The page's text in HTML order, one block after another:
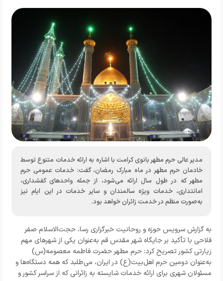
مدیر عالی حرم مطهر بانوی کرامت با اشاره به ارائه خدمات متنوع توسط
خادمان حرم مطهر در ماه مبارک رمضان، گفت: خدمات عمومی حرم
مطهر که در طول سال ارائه می‌شود، از جمله واحدهای کفشداری،
امانتداری، خدمات ویژه سالمندان و سایر خدمات در این ایام نیز
به‌صورت منظم در خدمت زائران خواهد بود.
به گزارش سرویس حوزه و روحانیت خبرگزاری رسا، حجت‌الاسلام صفر
فلاحی با تأکید بر جایگاه شهر مقدس قم به‌عنوان یکی از شهرهای مهم
زیارتی کشور تصریح کرد: حرم مطهر حضرت فاطمه معصومه(س)
به‌عنوان دومین حرم اهل‌بیت(ع) در ایران، می‌طلبد که همه دستگاه‌ها و
مسئولان شهری برای ارائه خدمات شایسته به زائرانی که از سراسر کشور و